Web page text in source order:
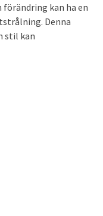
kan ha en
Denna
stil kan